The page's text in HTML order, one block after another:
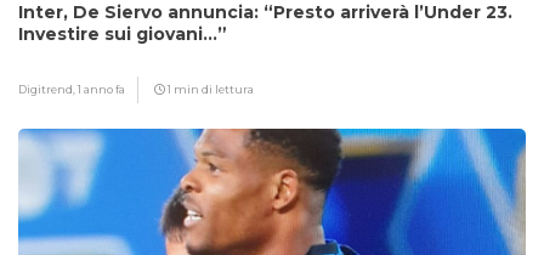
Inter, De Siervo annuncia: “Presto arriverà l’Under 23.
Investire sui giovani…”
Digitrend,1 anno fa 1 min di lettura